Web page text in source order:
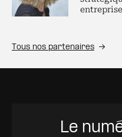
entreprise
Tous nos partenaires
Le